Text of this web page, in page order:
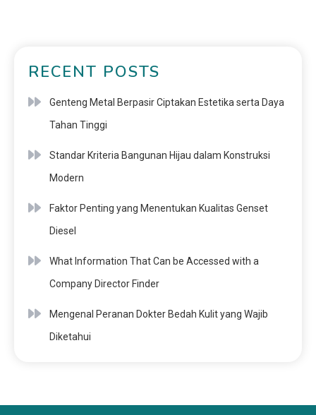
RECENT POSTS
Genteng Metal Berpasir Ciptakan Estetika serta Daya
Tahan Tinggi
Standar Kriteria Bangunan Hijau dalam Konstruksi
Modern
Faktor Penting yang Menentukan Kualitas Genset
Diesel
What Information That Can be Accessed with a
Company Director Finder
Mengenal Peranan Dokter Bedah Kulit yang Wajib
Diketahui